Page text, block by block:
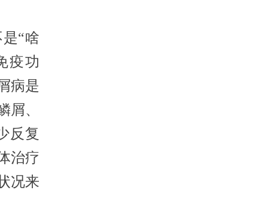
“啥
疫功
病是
屑、
反复
治疗
况来